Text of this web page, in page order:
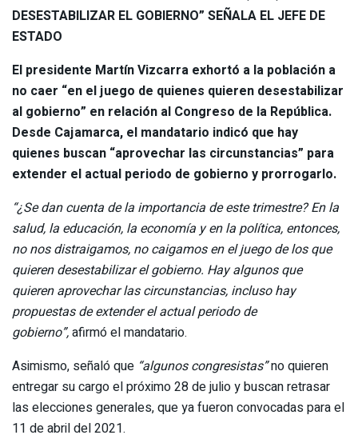
DESESTABILIZAR EL GOBIERNO” SEÑALA EL JEFE DE
ESTADO
El presidente Martín Vizcarra exhortó a la población a
no caer “en el juego de quienes quieren desestabilizar
al gobierno” en relación al Congreso de la República.
Desde Cajamarca, el mandatario indicó que hay
quienes buscan “aprovechar las circunstancias” para
extender el actual periodo de gobierno y prorrogarlo.
“¿Se dan cuenta de la importancia de este trimestre? En la
salud, la educación, la economía y en la política, entonces,
no nos distraigamos, no caigamos en el juego de los que
quieren desestabilizar el gobierno. Hay algunos que
quieren aprovechar las circunstancias, incluso hay
propuestas de extender el actual periodo de
gobierno”,afirmó el mandatario.
Asimismo, señaló que “algunos congresistas”no quieren
entregar su cargo el próximo 28 de julio y buscan retrasar
las elecciones generales, que ya fueron convocadas para el
11 de abril del 2021.